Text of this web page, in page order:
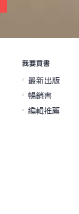
我要買書
最新出版
暢銷書
編輯推薦